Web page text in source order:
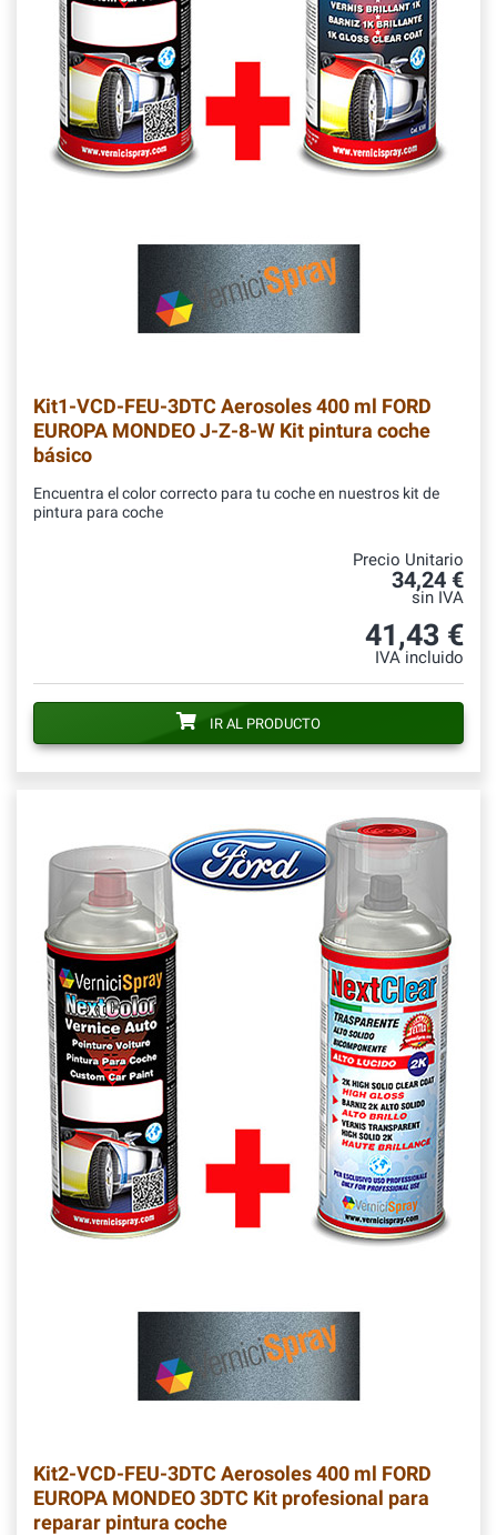
Kit1-VCD-FEU-3DTC Aerosoles 400 ml FORD
EUROPA MONDEO J-Z-8-W Kit pintura coche
básico
Encuentra el color correcto para tu coche en nuestros kit de
pintura para coche
Precio Unitario
34,24 €
sin IVA
41,43 €
IVA incluido
IR AL PRODUCTO
Kit2-VCD-FEU-3DTC Aerosoles 400 ml FORD
EUROPA MONDEO 3DTC Kit profesional para
reparar pintura coche